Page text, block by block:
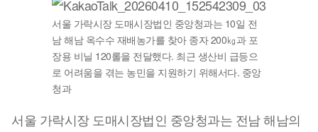
서울 가락시장 도매시장법인 중앙청과는 10일 전
남 해남 옥수수 재배농가를 찾아 종자 200㎏과 포
장용 비닐 120롤을 전달했다. 최근 생산비 급등으
로 어려움을 겪는 농민을 지원하기 위해서다. 중앙
청과
서울 가락시장 도매시장법인 중앙청과는 전남 해남의